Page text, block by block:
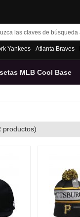
Yankees Atlanta Braves
MLB Cool Base
productos)